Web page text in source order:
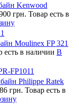
Kenwood
грн. Товар есть в
Moulinex FP 321
есть в наличии В
FP1011
Philippe Ratek
грн. Товар есть в